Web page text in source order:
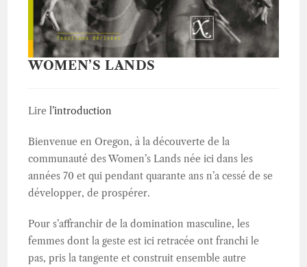
WOMEN’S LANDS
Lirel’introduction
Bienvenue en Oregon, à la découverte de la
communauté des Women’s Lands née ici dans les
années 70 et qui pendant quarante ans n’a cessé de se
développer, de prospérer.
Pour s’affranchir de la domination masculine, les
femmes dont la geste est ici retracée ont franchi le
pas, pris la tangente et construit ensemble autre